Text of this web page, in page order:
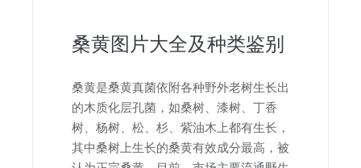
桑黄图片大全及种类鉴别
桑黄是桑黄真菌依附各种野外老树生长出
的木质化层孔菌，如桑树、漆树、丁香
树、杨树、松、杉、紫油木上都有生长，
其中桑树上生长的桑黄有效成分最高，被